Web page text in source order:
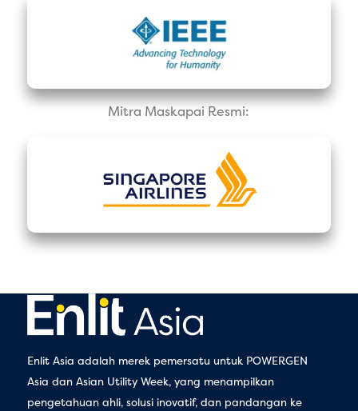
Mitra Maskapai Resmi:
Enlit Asia adalah merek pemersatu untuk POWERGEN
Asia dan Asian Utility Week, yang menampilkan
pengetahuan ahli, solusi inovatif, dan pandangan ke